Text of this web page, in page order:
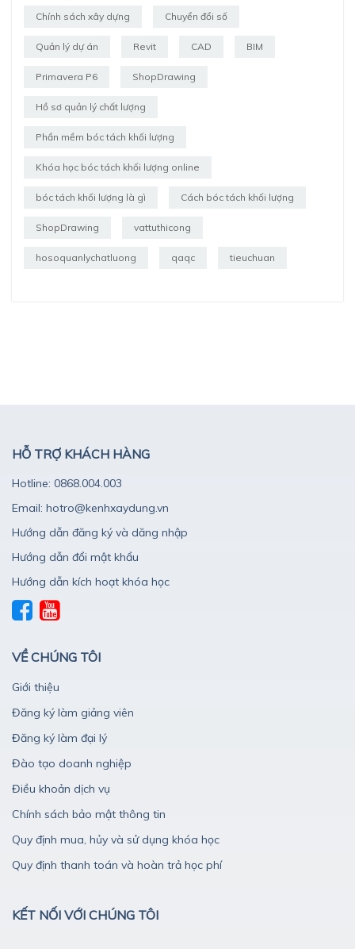
Chính sách xây dựng Chuyển đổi số
Quản lý dự án Revit CAD BIM
Primavera P6 ShopDrawing
Hồ sơ quản lý chất lượng
Phần mềm bóc tách khối lượng
Khóa học bóc tách khối lượng online
bóc tách khối lượng là gì Cách bóc tách khối lượng
ShopDrawing vattuthicong
hosoquanlychatluong qaqc tieuchuan
HỖ TRỢ KHÁCH HÀNG
Hotline: 0868.004.003
Email: hotro@kenhxaydung.vn
Hướng dẫn đăng ký và dăng nhập
Hướng dẫn đổi mật khẩu
Hướng dẫn kích hoạt khóa học
VỀ CHÚNG TÔI
Giới thiệu
Đăng ký làm giảng viên
Đăng ký làm đại lý
Đào tạo doanh nghiệp
Điều khoản dịch vụ
Chính sách bảo mật thông tin
Quy định mua, hủy và sử dụng khóa học
Quy định thanh toán và hoàn trả học phí
KẾT NỐI VỚI CHÚNG TÔI